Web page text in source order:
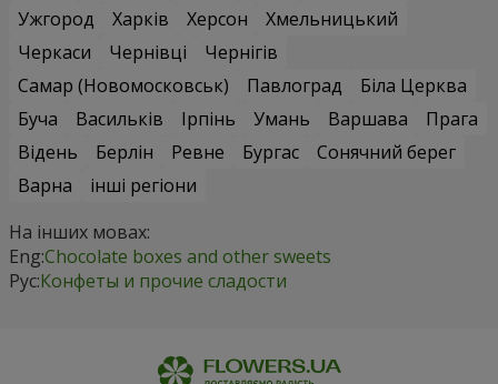
Ужгород
Харків Херсон
Хмельницький
Черкаси
Чернівці
Чернігів
Самар (Новомосковськ)
Павлоград
Біла Церква
Буча
Васильків Ірпінь Умань Варшава
Прага
Відень
Берлін Ревне Бургас
Сонячний берег
Варна
інші регіони
На інших мовах:
Eng:Chocolate boxes and other sweets
Рус:Конфеты и прочие сладости